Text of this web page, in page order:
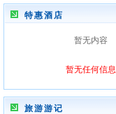
特惠酒店
暂无内容
暂无任何信息
旅游游记